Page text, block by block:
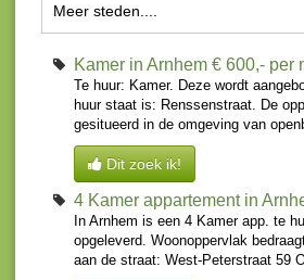
Meer steden....
Kamer in Arnhem € 600,- per
Te huur: Kamer. Deze wordt
huur staat is: Renssenstraat. De
gesitueerd in de omgeving van
Dit zoek ik!
4 Kamer appartement in
In Arnhem is een 4 Kamer app. te
opgeleverd. Woonoppervlak
aan de straat: West-Peterstraat 59